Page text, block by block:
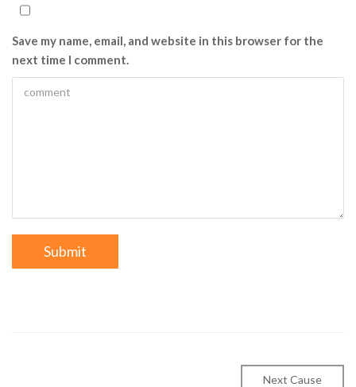
Save my name, email, and website in this browser for the
next time I comment.
Next Cause